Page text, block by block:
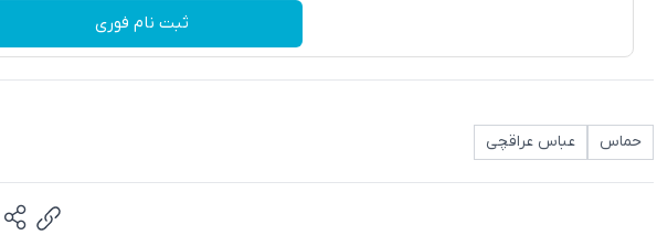
ثبت نام فوری
حماس عباس عراقچى